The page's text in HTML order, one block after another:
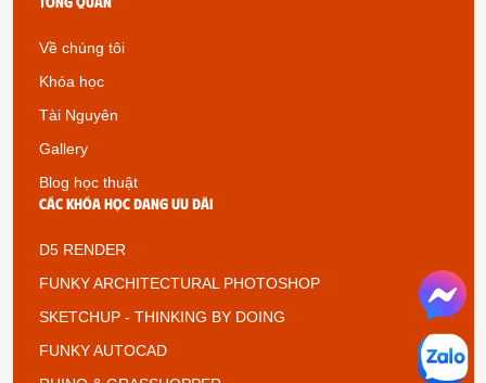
Về chúng tôi
Khóa học
Tài Nguyên
Gallery
Blog học thuật
Các khóa học đang ưu đãi
D5 RENDER
FUNKY ARCHITECTURAL PHOTOSHOP
SKETCHUP - THINKING BY DOING
FUNKY AUTOCAD